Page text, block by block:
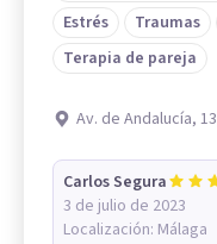
Estrés
Traumas
Terapia de pareja
Av. de Andalucía,
Carlos Segura
3 de julio de 2023
Localización: Málaga